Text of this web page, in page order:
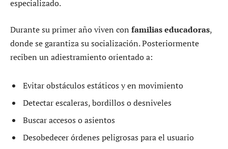
especializado.
Durante su primer año viven con familias educadoras,
donde se garantiza su socialización. Posteriormente
reciben un adiestramiento orientado a:
Evitar obstáculos estáticos y en movimiento
Detectar escaleras, bordillos o desniveles
Buscar accesos o asientos
Desobedecer órdenes peligrosas para el usuario